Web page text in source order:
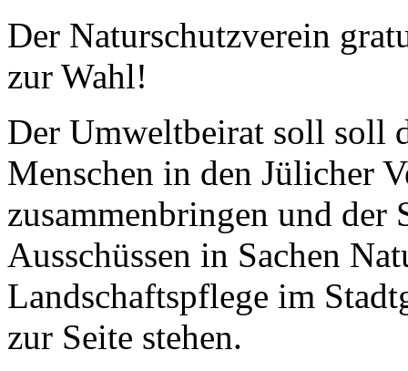
Der Naturschutzverein
zur Wahl!
Der Umweltbeirat soll soll
Menschen in den Jülicher
zusammenbringen und
Ausschüssen in Sachen
Landschaftspflege im
zur Seite stehen.